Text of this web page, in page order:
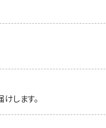
します。